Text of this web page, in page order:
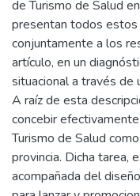
de Turismo de Salud
presentan todos estos
conjuntamente a los
artículo, en un
situacional a través de
A raíz de esta
concebir
Turismo de Salud
provincia. Dicha tarea,
acompañada del